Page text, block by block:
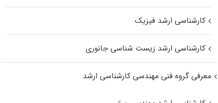
کارشناسی ارشد فیزیک
کارشناسی ارشد زیست‌ شناسی جانوری
معرفی گروه فنی مهندسی کارشناسی ارشد